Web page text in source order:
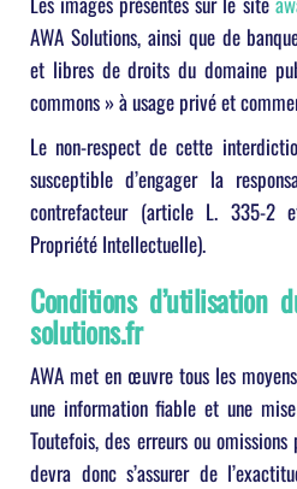
AWA Solutions, ainsi que de
et libres de droits du domaine
commons » à usage privé et
Le non-respect de cette
susceptible d’engager la
contrefacteur (article L. 335-2
Propriété Intellectuelle).
Conditions d’utilisation
solutions.fr
AWA met en œuvre tous les
une information fiable et une
Toutefois, des erreurs ou omissions
devra donc s’assurer de